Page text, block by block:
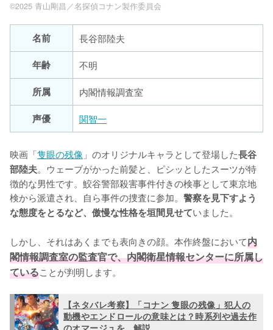
©2025 青山剛昌／名探偵コナン製作委員会
名前
長谷部陸夫
年齢
不明
所属
内閣情報調査室
声優
関智一
映画「隻眼の残像 」のオリジナルキャラとして登場した長谷
部陸夫。ウェーブがかった前髪と、ピシッとしたスーツが特
徴的な男性です。鮫谷警部殺害事件付きの検事として東京地
検から派遣され、自ら事件の捜査に参加。 警察を見下すよう
な態度をとるなど、傲慢な性格を垣間見せていました。
しかし、それはあくまでも表向きの顔。本作終盤において内
閣情報調査室の監査官で、内閣衛星情報センターに所属し
ていることが判明します。
【ネタバレ考察】「コナン 隻眼の残像」犯人の
動機やエンドロールの意味とは？時系列や過去作
のオマージュを゙解説